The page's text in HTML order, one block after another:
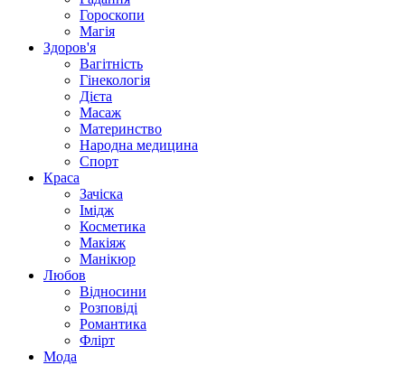
Гороскопи
Магія
Здоров'я
Вагітність
Гінекологія
Дієта
Масаж
Материнство
Народна медицина
Спорт
Краса
Зачіска
Імідж
Косметика
Макіяж
Манікюр
Любов
Відносини
Розповіді
Романтика
Флірт
Мода